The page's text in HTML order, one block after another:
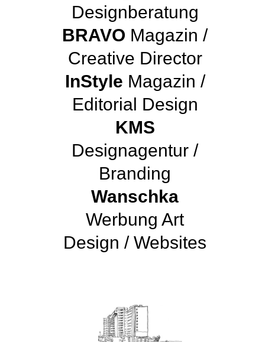
Designberatung
BRAVO Magazin /
Creative Director
InStyle Magazin /
Editorial Design
KMS
Designagentur /
Branding
Wanschka
Werbung Art
Design / Websites